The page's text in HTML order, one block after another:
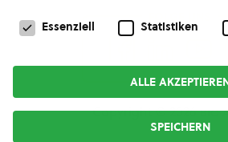
Copyright © 2026bio
Datenschutzeinstellungen
Essenziell Statistiken
ALLE
SPEICHERN